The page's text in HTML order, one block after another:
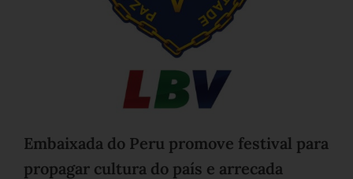
Embaixada do Peru promove festival para
propagar cultura do país e arrecada